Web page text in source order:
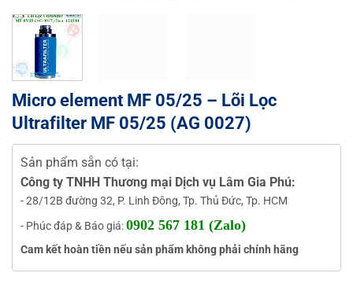
Micro element MF 05/25 – Lõi Lọc
Ultrafilter MF 05/25 (AG 0027)
Sản phẩm sẵn có tại:
Công ty TNHH Thương mại Dịch vụ Lâm Gia Phú:
- 28/12B đường 32, P. Linh Đông, Tp. Thủ Đức, Tp. HCM
- Phúc đáp & Báo giá:0902 567 181 (Zalo)
Cam kết hoàn tiền nếu sản phẩm không phải chính hãng